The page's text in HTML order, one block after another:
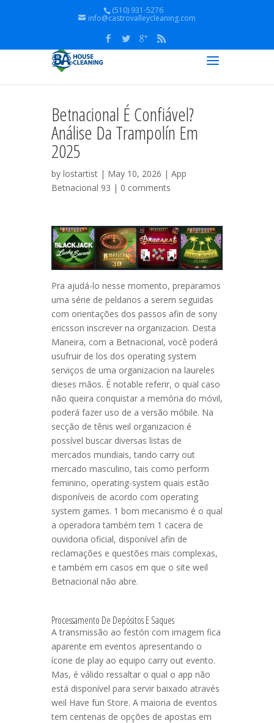
(510) 931-5276
info@castrovalleycleaning.com
Betnacional É Confiável?
Análise Da Trampolín Em
2025
by lostartist | May 10, 2026 | App
Betnacional 93 | 0 comments
Pra ajudá-lo nesse momento, preparamos
uma série de peldanos a serem seguidas
com orientações dos passos afin de sony
ericsson inscrever na organizacion. Desta
Maneira, com a Betnacional, você poderá
usufruir de los dos operating system
serviços de uma organizacion na laureles
dieses mãos. É notable referir, o qual caso
não queira conquistar a memória do móvil,
poderá fazer uso de a versão móbile. Na
secção de tênis weil organizacion é
possível buscar diversas listas de
mercados mundiais, tando carry out
mercado masculino, tais como perform
feminino, operating-system quais estão
disponíveis de acordo com operating
system games. 1 bom mecanismo é o qual
a operadora também tem 1 cacera de
ouvidoria oficial, disponível afin de
reclamações e questões mais complexas,
e também em casos em que o site weil
Betnacional não abre.
Processamento De Depósitos E Saques
A transmissão ao festón com imagem fica
aparente em eventos apresentando o
ícone de play ao equipo carry out evento.
Mas, é válido ressaltar o qual o app não
está disponível para servir baixado através
weil Have fun Store. A maioria de eventos
tem centenas de opções de apostas em